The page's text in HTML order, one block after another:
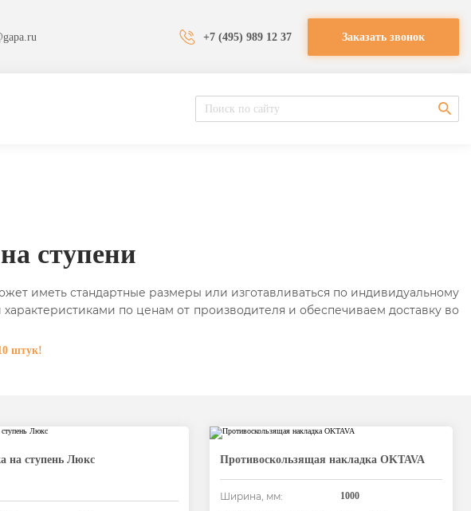
+7 (495) 989 12 37 Заказать звонок
ступени
иметь стандартные размеры или изготавливаться по индивидуальному
по ценам от производителя и обеспечиваем доставку во
штук!
на ступень Люкс Противоскользящая накладка OKTAVA
Ширина, мм: 1000